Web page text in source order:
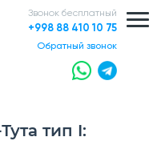
Звонок бесплатный
+998 88 410 10 75
обратный звонок
тип I: